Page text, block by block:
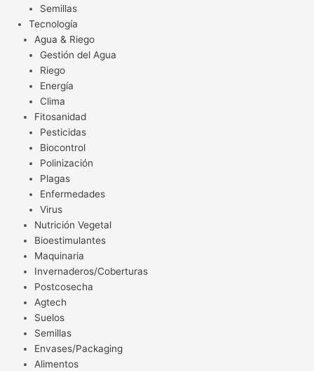
Semillas
Tecnología
Agua & Riego
Gestión del Agua
Riego
Energía
Clima
Fitosanidad
Pesticidas
Biocontrol
Polinización
Plagas
Enfermedades
Virus
Nutrición Vegetal
Bioestimulantes
Maquinaria
Invernaderos/Coberturas
Postcosecha
Agtech
Suelos
Semillas
Envases/Packaging
Alimentos